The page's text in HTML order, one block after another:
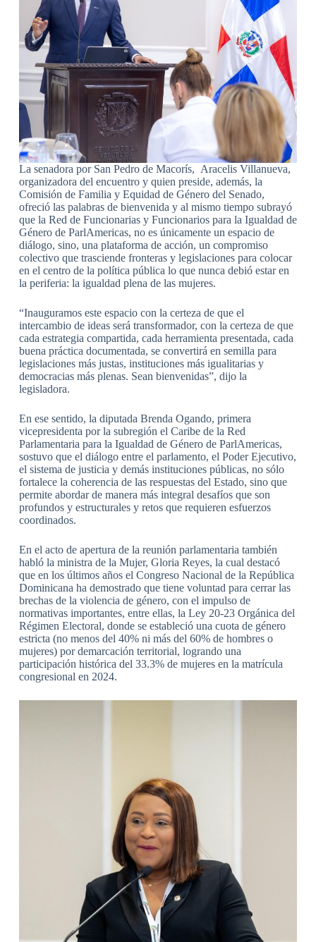
La senadora por San Pedro de Macorís, Aracelis Villanueva,
organizadora del encuentro y quien preside, además, la
Comisión de Familia y Equidad de Género del Senado,
ofreció las palabras de bienvenida y al mismo tiempo subrayó
que la Red de Funcionarias y Funcionarios para la Igualdad de
Género de ParlAmericas, no es únicamente un espacio de
diálogo, sino, una plataforma de acción, un compromiso
colectivo que trasciende fronteras y legislaciones para colocar
en el centro de la política pública lo que nunca debió estar en
la periferia: la igualdad plena de las mujeres.
“Inauguramos este espacio con la certeza de que el
intercambio de ideas será transformador, con la certeza de que
cada estrategia compartida, cada herramienta presentada, cada
buena práctica documentada, se convertirá en semilla para
legislaciones más justas, instituciones más igualitarias y
democracias más plenas. Sean bienvenidas”, dijo la
legisladora.
En ese sentido, la diputada Brenda Ogando, primera
vicepresidenta por la subregión el Caribe de la Red
Parlamentaria para la Igualdad de Género de ParlAmericas,
sostuvo que el diálogo entre el parlamento, el Poder Ejecutivo,
el sistema de justicia y demás instituciones públicas, no sólo
fortalece la coherencia de las respuestas del Estado, sino que
permite abordar de manera más integral desafíos que son
profundos y estructurales y retos que requieren esfuerzos
coordinados.
En el acto de apertura de la reunión parlamentaria también
habló la ministra de la Mujer, Gloria Reyes, la cual destacó
que en los últimos años el Congreso Nacional de la República
Dominicana ha demostrado que tiene voluntad para cerrar las
brechas de la violencia de género, con el impulso de
normativas importantes, entre ellas, la Ley 20-23 Orgánica del
Régimen Electoral, donde se estableció una cuota de género
estricta (no menos del 40% ni más del 60% de hombres o
mujeres) por demarcación territorial, logrando una
participación histórica del 33.3% de mujeres en la matrícula
congresional en 2024.